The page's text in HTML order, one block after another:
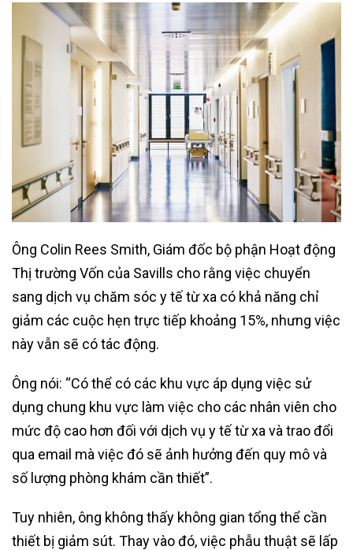
Ông Colin Rees Smith, Giám đốc bộ phận Hoạt động
Thị trường Vốn của Savills cho rằng việc chuyển
sang dịch vụ chăm sóc y tế từ xa có khả năng chỉ
giảm các cuộc hẹn trực tiếp khoảng 15%, nhưng việc
này vẫn sẽ có tác động.
Ông nói: “Có thể có các khu vực áp dụng việc sử
dụng chung khu vực làm việc cho các nhân viên cho
mức độ cao hơn đối với dịch vụ y tế từ xa và trao đổi
qua email mà việc đó sẽ ảnh hưởng đến quy mô và
số lượng phòng khám cần thiết”.
Tuy nhiên, ông không thấy không gian tổng thể cần
thiết bị giảm sút. Thay vào đó, việc phẫu thuật sẽ lấp